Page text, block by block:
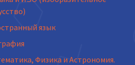
язык
Физика и Астрономия.